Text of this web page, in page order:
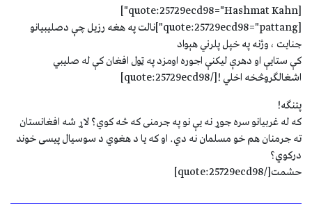
[quote:25729ecd98="Hashmat Kahn"]
[quote:25729ecd98="pattang"]نالت په هغه رزيل چې دصليبيانو
جنايت ، وژنه په خپل پلرني هېواد
کې ستايې او دهرې ليکنې اجوره اومزد په ټول افغان کې له صليبي
اشغالګروڅخه اخلي ![/quote:25729ecd98]
پتنګه!
که له غربیانو سره جوړ نه یې نو په جرمنی که څه کوي؟ لاړ شه افغانستان
ته جرمنان هم خو مسلمان نه دي. او که یا د هغوي د سوسیال پیسی خوند
درکوي؟
حشمت[/quote:25729ecd98]